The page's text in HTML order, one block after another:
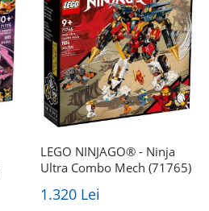
LEGO NINJAGO® - Ninja
Ultra Combo Mech (71765)
1.320 Lei